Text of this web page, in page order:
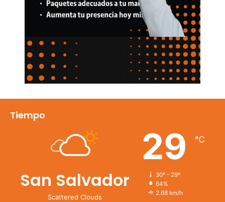
Tiempo
San Salvador
Scattered Clouds
29 ℃
30º - 29º
64%
2.68 km/h